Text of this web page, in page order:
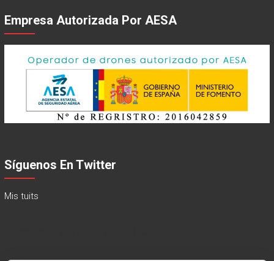
Empresa Autorizada Por AESA
Síguenos En Twitter
Mis tuits